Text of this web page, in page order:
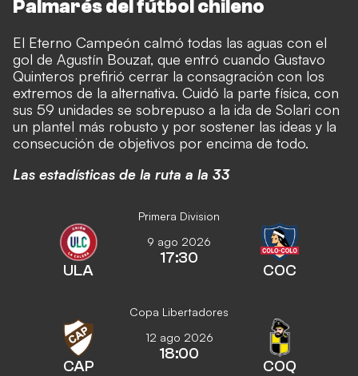
Palmarés del fútbol chileno
El Eterno Campeón calmó todas las aguas con el
gol de Agustín Bouzat, que entró cuando Gustavo
Quinteros prefirió cerrar la consagración con los
extremos de la alternativa. Cuidó la parte física, con
sus 59 unidades se sobrepuso a la ida de Solari con
un plantel más robusto y por sostener las ideas y la
consecución de objetivos por encima de todo.
Las estadísticas de la ruta a la 33
Primera Division
ULA
9 ago 2026
17:30
COC
Copa Libertadores
CAP
12 ago 2026
18:00
COQ